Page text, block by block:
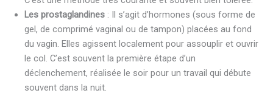
Les prostaglandines : Il s’agit d’hormones (sous forme de
gel, de comprimé vaginal ou de tampon) placées au fond
du vagin. Elles agissent localement pour assouplir et ouvrir
le col. C’est souvent la première étape d’un
déclenchement, réalisée le soir pour un travail qui débute
souvent dans la nuit.